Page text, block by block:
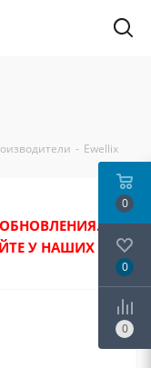
- Ewellix
У НАШИХ
0
0
0